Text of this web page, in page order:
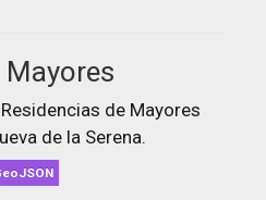
Mayores
de Mayores
de la Serena.